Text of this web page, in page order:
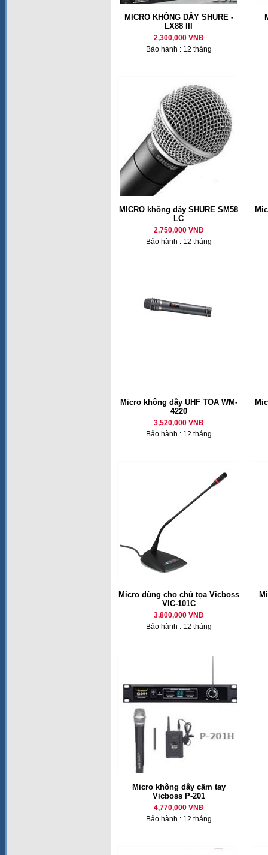
MICRO KHÔNG DÂY SHURE -
LX88 III
2,300,000 VNĐ
Bảo hành : 12 tháng
MICRO không dây SHURE SM58
LC
2,750,000 VNĐ
Bảo hành : 12 tháng
Micro không dây UHF TOA WM-
4220
3,520,000 VNĐ
Bảo hành : 12 tháng
Micro dùng cho chủ tọa Vicboss
VIC-101C
3,800,000 VNĐ
Bảo hành : 12 tháng
Micro không dây cầm tay
Vicboss P-201
4,770,000 VNĐ
Bảo hành : 12 tháng